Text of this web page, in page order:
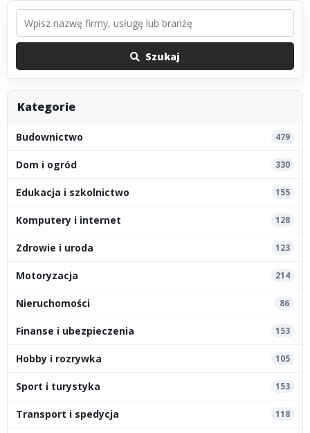
Szukaj
Kategorie
Budownictwo 479
Dom i ogród 330
Edukacja i szkolnictwo 155
Komputery i internet 128
Zdrowie i uroda 123
Motoryzacja 214
Nieruchomości 86
Finanse i ubezpieczenia 153
Hobby i rozrywka 105
Sport i turystyka 153
Transport i spedycja 118